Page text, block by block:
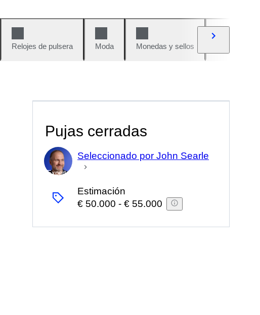
Relojes de pulsera Moda Monedas y sellos
Pujas cerradas
Experto
Seleccionado por John Searle
Estimación
€ 50.000 - € 55.000